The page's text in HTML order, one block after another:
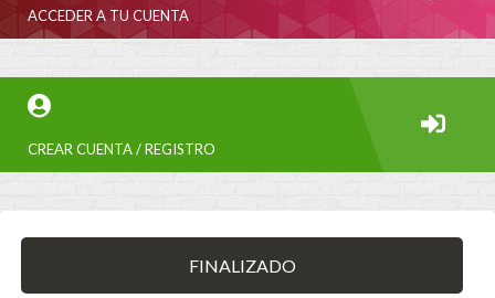
ACCEDER A TU CUENTA
CREAR CUENTA / REGISTRO
FINALIZADO